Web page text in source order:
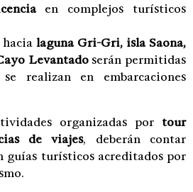
en complejos turísticos
hacia laguna Gri-Gri, isla Saona,
Levantadoserán permitidas
realizan en embarcaciones
organizadas por tour
de viajes, deberán contar
guías turísticos acreditados por